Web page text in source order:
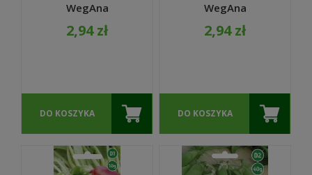
WegAna
2,94 zł
DO KOSZYKA
WegAna
2,94 zł
DO KOSZYKA